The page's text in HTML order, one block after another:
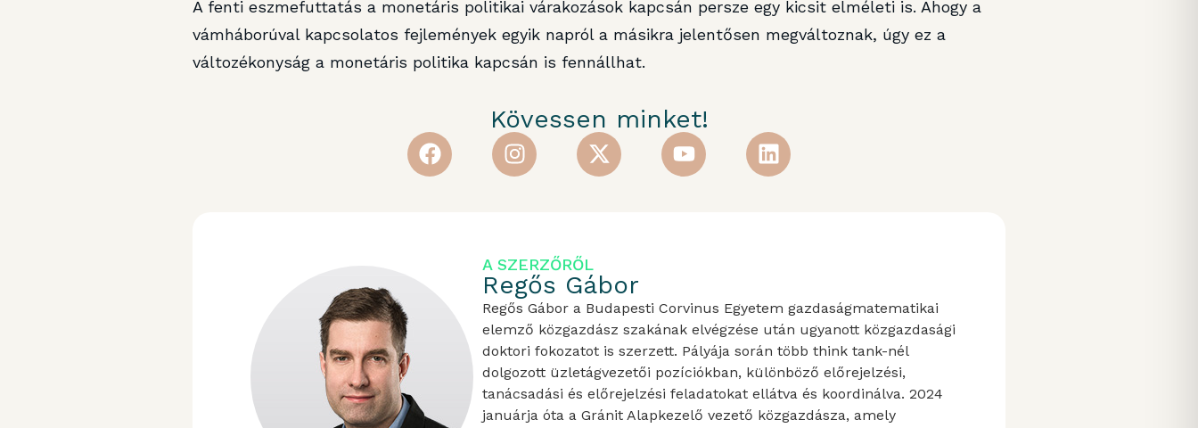
A fenti eszmefuttatás a monetáris politikai várakozások kapcsán persze egy kicsit elméleti is. Ahogy a
vámháborúval kapcsolatos fejlemények egyik napról a másikra jelentősen megváltoznak, úgy ez a
változékonyság a monetáris politika kapcsán is fennállhat.
Kövessen minket!
A SZERZŐRŐL
Regős Gábor
Regős Gábor a Budapesti Corvinus Egyetem gazdaságmatematikai
elemző közgazdász szakának elvégzése után ugyanott közgazdasági
doktori fokozatot is szerzett. Pályája során több think tank-nél
dolgozott üzletágvezetői pozíciókban, különböző előrejelzési,
tanácsadási és előrejelzési feladatokat ellátva és koordinálva. 2024
januárja óta a Gránit Alapkezelő vezető közgazdásza, amely